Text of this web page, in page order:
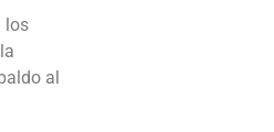
los
al